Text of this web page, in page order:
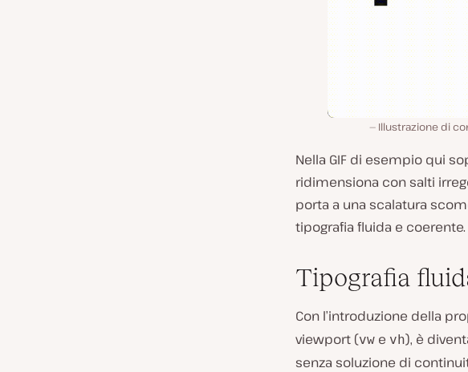
Illustrazione di
Nella GIF di esempio qui
ridimensiona con salti
porta a una scalatura
tipografia fluida e coerente.
Tipografia
Con l’introduzione della
viewport (vw e vh), è
senza soluzione di